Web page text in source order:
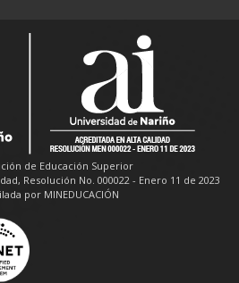
de Educación Superior
Resolución No. 000022 - Enero 11 de 2023
por MINEDUCACIÓN